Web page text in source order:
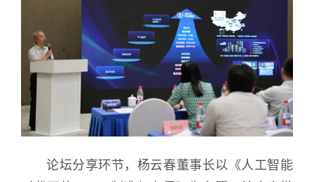
论坛分享环节，杨云春董事长以《人工智能